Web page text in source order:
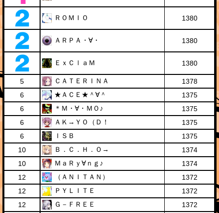
ＲＯＭＩＯ 1380
ＡＲＰＡ・∀・ 1380
ＥｘＣｌａＭ 1380
5 ＣＡＴＥＲＩＮＡ
1378
6
★ＡＣＥ★＾∀＾
1375
6
＊Ｍ・∀・ＭＯ♪
1375
6
ＡＫ→ＹＯ（Ｄ！
1375
6
ＩＳＢ
1375
10
Ｂ．Ｃ．Ｈ．Ｏ→
1374
10
ＭａＲｙ∀ｎｇ♪
1374
12
（ＡＮＩＴＡＮ）
1372
12
ＰＹＬＩＴＥ
1372
12
Ｇ－ＦＲＥＥ
1372